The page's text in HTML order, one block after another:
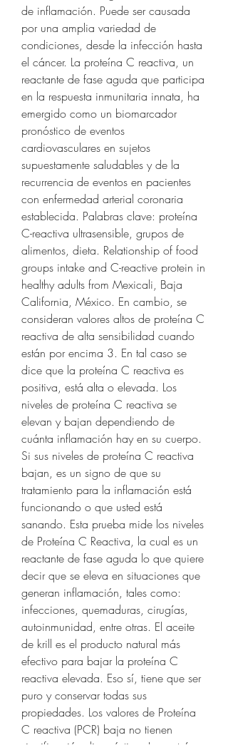
de inflamación. Puede ser causada
por una amplia variedad de
condiciones, desde la infección hasta
el cáncer. La proteína C reactiva, un
reactante de fase aguda que participa
en la respuesta inmunitaria innata, ha
emergido como un biomarcador
pronóstico de eventos
cardiovasculares en sujetos
supuestamente saludables y de la
recurrencia de eventos en pacientes
con enfermedad arterial coronaria
establecida. Palabras clave: proteína
C-reactiva ultrasensible, grupos de
alimentos, dieta. Relationship of food
groups intake and C-reactive protein in
healthy adults from Mexicali, Baja
California, México. En cambio, se
consideran valores altos de proteína C
reactiva de alta sensibilidad cuando
están por encima 3. En tal caso se
dice que la proteína C reactiva es
positiva, está alta o elevada. Los
niveles de proteína C reactiva se
elevan y bajan dependiendo de
cuánta inflamación hay en su cuerpo.
Si sus niveles de proteína C reactiva
bajan, es un signo de que su
tratamiento para la inflamación está
funcionando o que usted está
sanando. Esta prueba mide los niveles
de Proteína C Reactiva, la cual es un
reactante de fase aguda lo que quiere
decir que se eleva en situaciones que
generan inflamación, tales como:
infecciones, quemaduras, cirugías,
autoinmunidad, entre otras. El aceite
de krill es el producto natural más
efectivo para bajar la proteína C
reactiva elevada. Eso sí, tiene que ser
puro y conservar todas sus
propiedades. Los valores de Proteína
C reactiva (PCR) baja no tienen
significación diagnóstica. La proteína